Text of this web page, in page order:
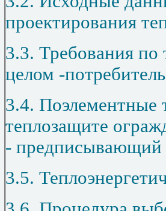
проектирования
3.3. Требования по
целом -
3.4. Поэлементные
теплозащите
- предписывающий
3.5.